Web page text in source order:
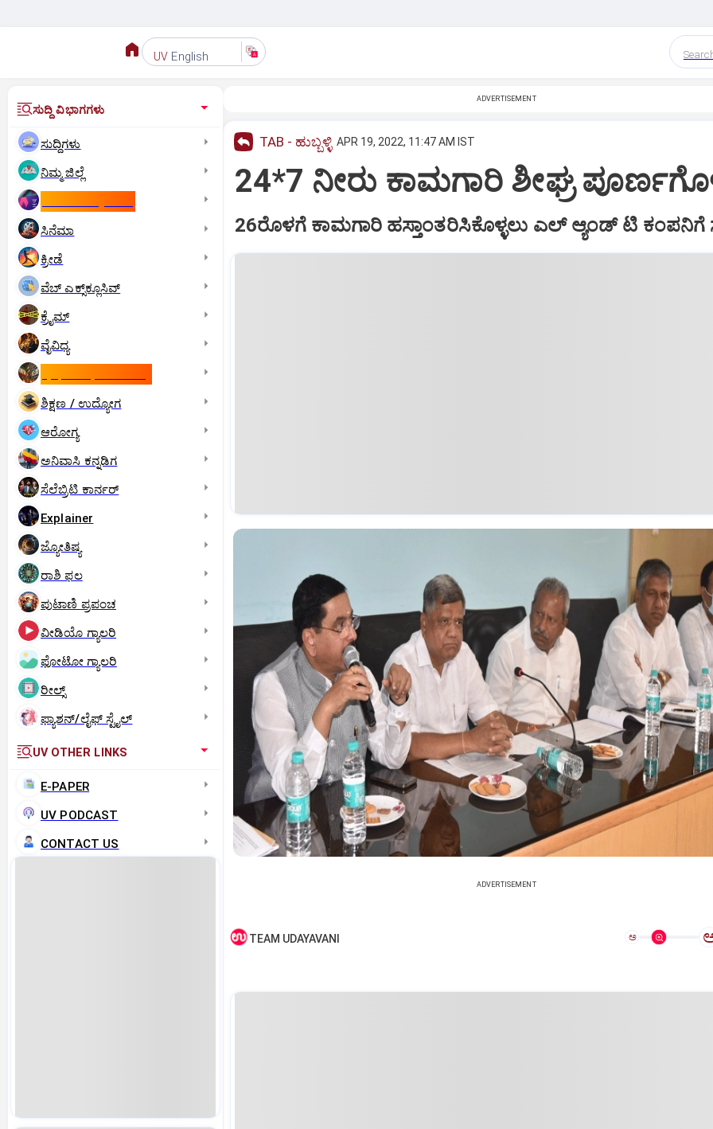
UV English
ಸುದ್ದಿ ವಿಭಾಗಗಳು
ಸುದ್ದಿಗಳು
ನಿಮ್ಮ ಜಿಲ್ಲೆ
ಸಿನೆಮಾ
ಕ್ರೀಡೆ
ವೆಬ್ ಎಕ್ಸ್‌ಕ್ಲೂಸಿವ್
ಕ್ರೈಮ್
ವೈವಿಧ್ಯ
ಶಿಕ್ಷಣ / ಉದ್ಯೋಗ
ಆರೋಗ್ಯ
ಅನಿವಾಸಿ ಕನ್ನಡಿಗ
ಸೆಲೆಬ್ರಿಟಿ ಕಾರ್ನರ್‌
Explainer
ಜ್ಯೋತಿಷ್ಯ
ರಾಶಿ ಫಲ
ಪುಟಾಣಿ ಪ್ರಪಂಚ
ವೀಡಿಯೊ ಗ್ಯಾಲರಿ
ಫೋಟೋ ಗ್ಯಾಲರಿ
ರೀಲ್ಸ್
ಫ್ಯಾಶನ್/ಲೈಫ್‌ ಸ್ಟೈಲ್
UV OTHER LINKS
E-PAPER
UV PODCAST
CONTACT US
ADVERTISEMENT
TAB - ಹುಬ್ಬಳ್ಳಿ APR 19, 2022, 11:47 AM IST
24*7 ನೀರು ಕಾಮಗಾರಿ ಶೀಘ್ರ
26ರೊಳಗೆ ಕಾಮಗಾರಿ ಹಸ್ತಾಂತರಿಸಿಕೊಳ್ಳಲು ಎಲ್‌ ಆ್ಯಂಡ್‌ ಟಿ
ADVERTISEMENT
TEAM UDAYAVANI ಅ